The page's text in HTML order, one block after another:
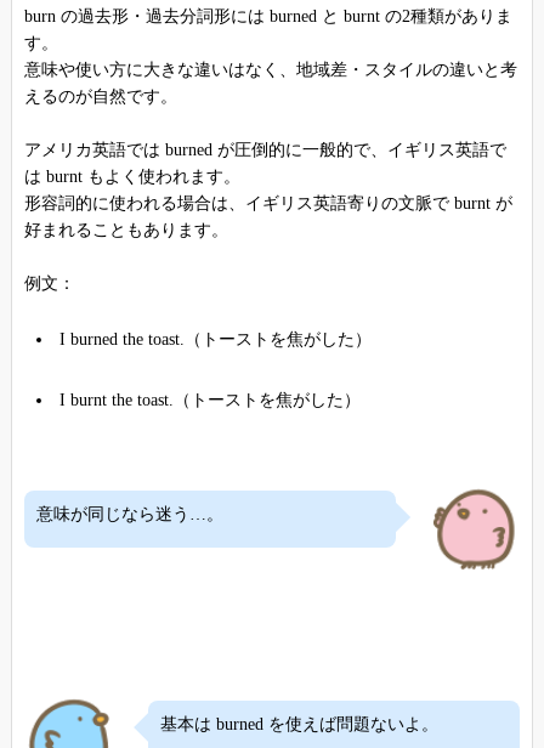
burn の過去形・過去分詞形には burned と burnt の2種類がありま
す。
意味や使い方に大きな違いはなく、地域差・スタイルの違いと考
えるのが自然です。
アメリカ英語では burned が圧倒的に一般的で、イギリス英語で
は burnt もよく使われます。
形容詞的に使われる場合は、イギリス英語寄りの文脈で burnt が
好まれることもあります。
例文：
I burned the toast.（トーストを焦がした）
I burnt the toast.（トーストを焦がした）
意味が同じなら迷う…。
基本は burned を使えば問題ないよ。